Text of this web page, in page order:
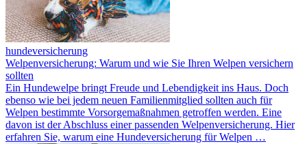
hundeversicherung
Welpenversicherung: Warum und wie Sie Ihren Welpen versichern
sollten
Ein Hundewelpe bringt Freude und Lebendigkeit ins Haus. Doch
ebenso wie bei jedem neuen Familienmitglied sollten auch für
Welpen bestimmte Vorsorgemaßnahmen getroffen werden. Eine
davon ist der Abschluss einer passenden Welpenversicherung. Hier
erfahren Sie, warum eine Hundeversicherung für Welpen …